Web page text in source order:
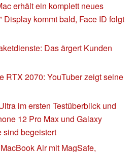
erhält ein komplett neues
kommt bald, Face ID folgt
Das ärgert Kunden
RTX 2070: YouTuber zeigt seine
im ersten Testüberblick und
12 Pro Max und Galaxy
sind begeistert
Air mit MagSafe,